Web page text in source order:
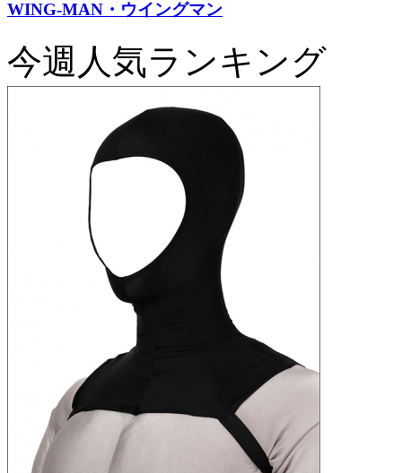
WING-MAN・ウイングマン
今週人気ランキング